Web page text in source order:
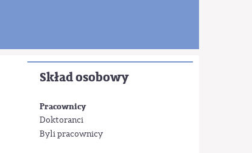
Skład osobowy
Pracownicy
Doktoranci
Byli pracownicy